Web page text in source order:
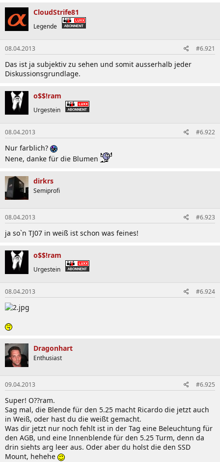
CloudStrife81
Legende
08.04.2013 #6.921
Das ist ja subjektiv zu sehen und somit ausserhalb jeder
Diskussionsgrundlage.
o$$!ram
Urgestein
08.04.2013 #6.922
Nur farblich?
Nene, danke für die Blumen
dirkrs
Semiprofi
08.04.2013 #6.923
ja so`n TJ07 in weiß ist schon was feines!
o$$!ram
Urgestein
08.04.2013 #6.924
Dragonhart
Enthusiast
09.04.2013 #6.925
Super! O??ram.
Sag mal, die Blende für den 5.25 macht Ricardo die jetzt auch
in Weiß, oder hast du die weißt gemacht.
Was dir jetzt nur noch fehlt ist in der Tag eine Beleuchtung für
den AGB, und eine Innenblende für den 5.25 Turm, denn da
drin siehts arg leer aus. Oder aber du holst die den SSD
Mount, hehehe